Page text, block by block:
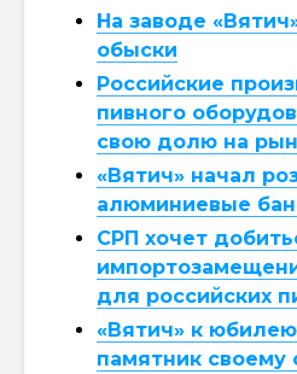
На заводе
обыски
Российские
пивного
свою долю на
«Вятич» начал
алюминиевые
СРП хочет
для российских
«Вятич» к
памятник своему